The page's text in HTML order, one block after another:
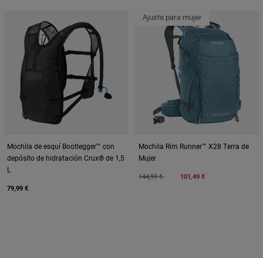
Mochila de esquí Bootlegger™ con
depósito de hidratación Crux® de 1,5
L
79,99 €
Ajuste para mujer
Mochila Rim Runner™ X28 Terra de
Mujer
Price reduced from
144,99 €to 101,49 €